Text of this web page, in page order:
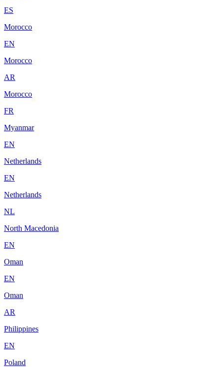
ES
Morocco
EN
Morocco
AR
Morocco
FR
Myanmar
EN
Netherlands
EN
Netherlands
NL
North Macedonia
EN
Oman
EN
Oman
AR
Philippines
EN
Poland